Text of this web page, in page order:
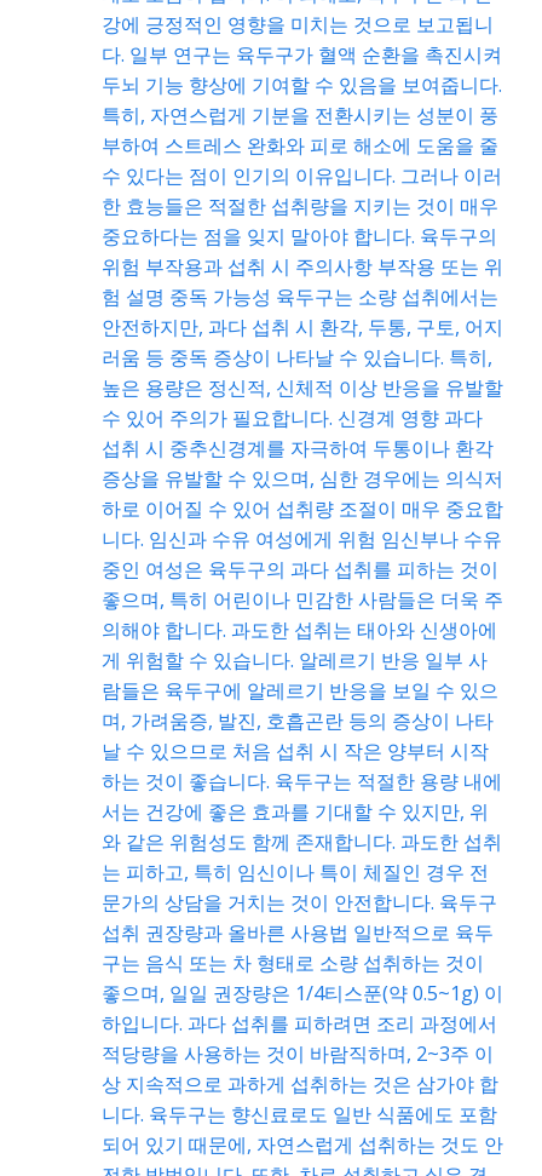
강에 긍정적인 영향을 미치는 것으로 보고됩니
다. 일부 연구는 육두구가 혈액 순환을 촉진시켜
두뇌 기능 향상에 기여할 수 있음을 보여줍니다.
특히, 자연스럽게 기분을 전환시키는 성분이 풍
부하여 스트레스 완화와 피로 해소에 도움을 줄
수 있다는 점이 인기의 이유입니다. 그러나 이러
한 효능들은 적절한 섭취량을 지키는 것이 매우
중요하다는 점을 잊지 말아야 합니다. 육두구의
위험 부작용과 섭취 시 주의사항 부작용 또는 위
험 설명 중독 가능성 육두구는 소량 섭취에서는
안전하지만, 과다 섭취 시 환각, 두통, 구토, 어지
러움 등 중독 증상이 나타날 수 있습니다. 특히,
높은 용량은 정신적, 신체적 이상 반응을 유발할
수 있어 주의가 필요합니다. 신경계 영향 과다
섭취 시 중추신경계를 자극하여 두통이나 환각
증상을 유발할 수 있으며, 심한 경우에는 의식저
하로 이어질 수 있어 섭취량 조절이 매우 중요합
니다. 임신과 수유 여성에게 위험 임신부나 수유
중인 여성은 육두구의 과다 섭취를 피하는 것이
좋으며, 특히 어린이나 민감한 사람들은 더욱 주
의해야 합니다. 과도한 섭취는 태아와 신생아에
게 위험할 수 있습니다. 알레르기 반응 일부 사
람들은 육두구에 알레르기 반응을 보일 수 있으
며, 가려움증, 발진, 호흡곤란 등의 증상이 나타
날 수 있으므로 처음 섭취 시 작은 양부터 시작
하는 것이 좋습니다. 육두구는 적절한 용량 내에
서는 건강에 좋은 효과를 기대할 수 있지만, 위
와 같은 위험성도 함께 존재합니다. 과도한 섭취
는 피하고, 특히 임신이나 특이 체질인 경우 전
문가의 상담을 거치는 것이 안전합니다. 육두구
섭취 권장량과 올바른 사용법 일반적으로 육두
구는 음식 또는 차 형태로 소량 섭취하는 것이
좋으며, 일일 권장량은 1/4티스푼(약 0.5~1g) 이
하입니다. 과다 섭취를 피하려면 조리 과정에서
적당량을 사용하는 것이 바람직하며, 2~3주 이
상 지속적으로 과하게 섭취하는 것은 삼가야 합
니다. 육두구는 향신료로도 일반 식품에도 포함
되어 있기 때문에, 자연스럽게 섭취하는 것도 안